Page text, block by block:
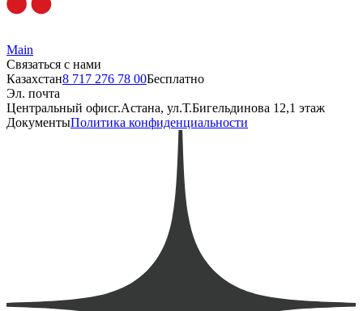
Main
Связаться с нами
Казахстан8 717 276 78 00Бесплатно
Эл. почта
Центральный офисг.Астана, ул.Т.Бигельдинова 12,1 этаж
ДокументыПолитика конфиденциальности